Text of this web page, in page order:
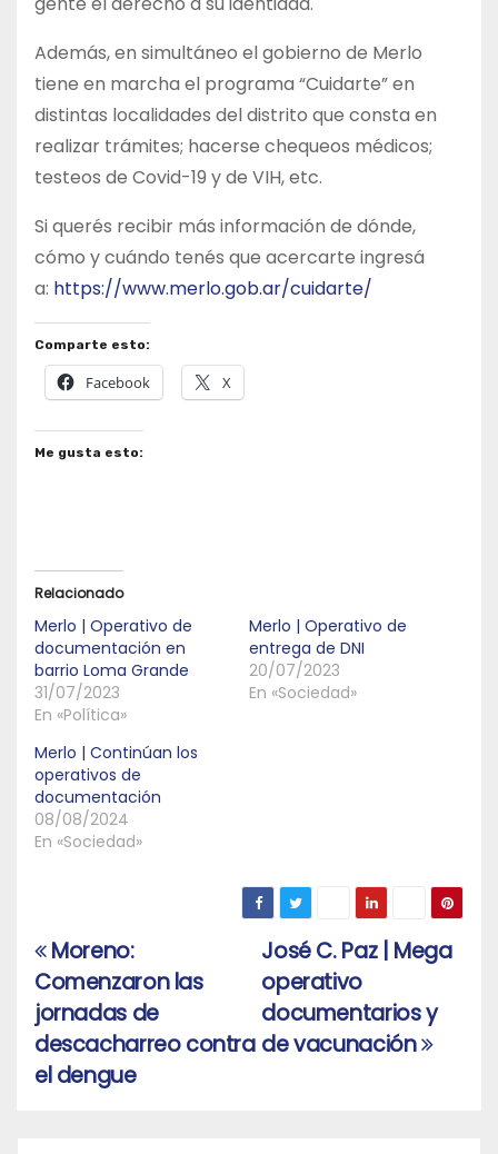
Además, en simultáneo el gobierno de Merlo
tiene en marcha el programa “Cuidarte” en
distintas localidades del distrito que consta en
realizar trámites; hacerse chequeos médicos;
testeos de Covid-19 y de VIH, etc.
Si querés recibir más información de dónde,
cómo y cuándo tenés que acercarte ingresá
a: https://www.merlo.gob.ar/cuidarte/
Comparte esto:
Facebook X
Me gusta esto:
Relacionado
Merlo | Operativo de
documentación en
barrio Loma Grande
31/07/2023
En «Política»
Merlo | Operativo de
entrega de DNI
20/07/2023
En «Sociedad»
Merlo | Continúan los
operativos de
documentación
08/08/2024
En «Sociedad»
Navegación
de
entradas
José C. Paz | Mega
operativo
documentarios y
de vacunación
Moreno:
Comenzaron las
jornadas de
descacharreo contra
el dengue